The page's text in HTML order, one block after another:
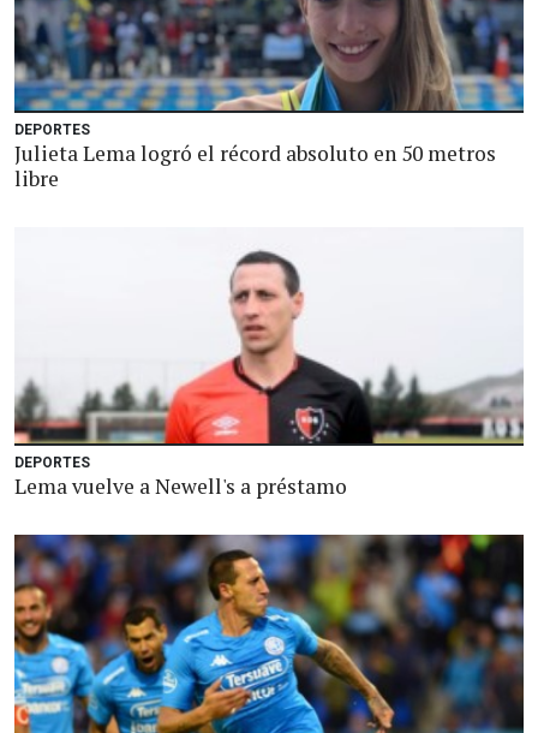
DEPORTES
Julieta Lema logró el récord absoluto en 50 metros
libre
DEPORTES
Lema vuelve a Newell's a préstamo